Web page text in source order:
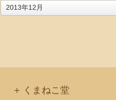
ア
ー
くまねこ堂